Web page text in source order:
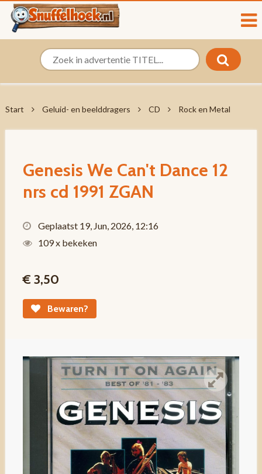
Start Geluid- en beelddragers CD Rock en Metal
Genesis We Can't Dance 12
nrs cd 1991 ZGAN
Geplaatst 19, Jun, 2026, 12:16
109 x bekeken
€ 3,50
Bewaren?